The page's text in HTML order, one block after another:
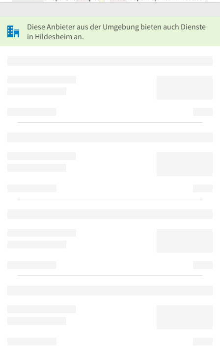
Diese Anbieter aus der Umgebung bieten auch Dienste
in Hildesheim an.